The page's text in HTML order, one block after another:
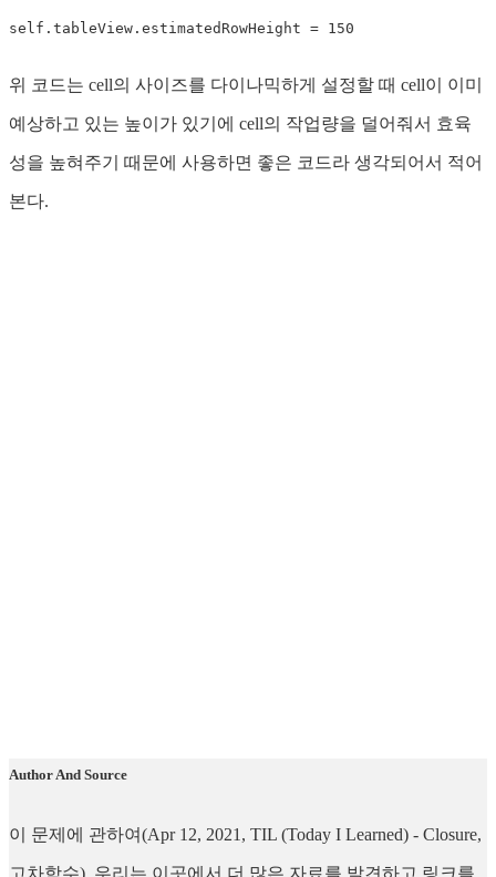
self . tableView . estimatedRowHeight = 150
위 코드는 cell의 사이즈를 다이나믹하게 설정할 때 cell이 이미
예상하고 있는 높이가 있기에 cell의 작업량을 덜어줘서 효육
성을 높혀주기 때문에 사용하면 좋은 코드라 생각되어서 적어
본다.
Author And Source
이 문제에 관하여(Apr 12, 2021, TIL (Today I Learned) - Closure,